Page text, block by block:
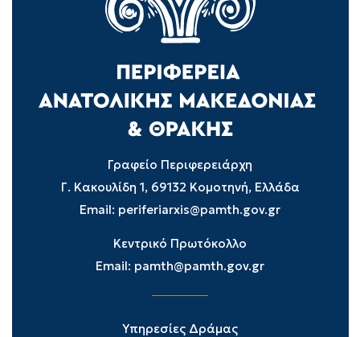
Γραφείο Περιφερειάρχη
Γ. Κακουλίδη 1, 69132 Κομοτηνή, Ελλάδα
Email: periferiarxis@pamth.gov.gr
Κεντρικό Πρωτόκολλο
Email: pamth@pamth.gov.gr
Υπηρεσίες Δράμας